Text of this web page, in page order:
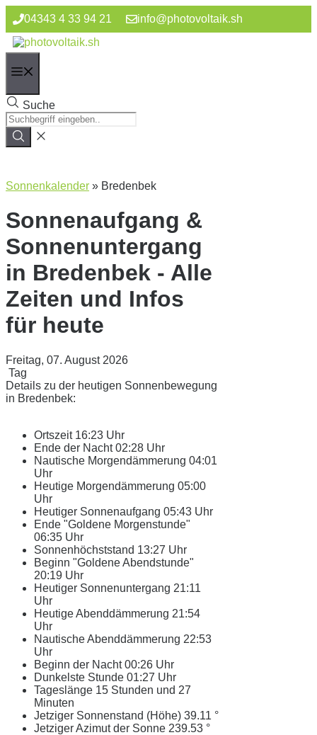
Zum
Inhalt
springen
04343 4 33 94 21 info@photovoltaik.sh
Suche
Sonnenkalender » Bredenbek
Sonnenaufgang &
Sonnenuntergang
in Bredenbek - Alle
Zeiten und Infos
für heute
Freitag, 07. August 2026
Tag
Details zu der heutigen Sonnenbewegung
in Bredenbek:
Ortszeit 16:23 Uhr
Ende der Nacht02:28 Uhr
Nautische Morgendämmerung 04:01
Uhr
Heutige Morgendämmerung 05:00
Uhr
Heutiger Sonnenaufgang 05:43 Uhr
Ende "Goldene Morgenstunde"
06:35 Uhr
Sonnenhöchststand 13:27 Uhr
Beginn "Goldene Abendstunde"
20:19 Uhr
Heutiger Sonnenuntergang 21:11
Uhr
Heutige Abenddämmerung 21:54
Uhr
Nautische Abenddämmerung 22:53
Uhr
Beginn der Nacht00:26 Uhr
Dunkelste Stunde 01:27 Uhr
Tageslänge 15 Stunden und 27
Minuten
Jetziger Sonnenstand (Höhe) 39.11 °
Jetziger Azimut der Sonne 239.53 °